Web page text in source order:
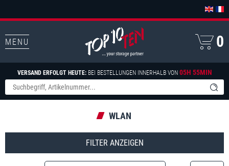
MENU
VERSAND ERFOLGT HEUTE:BEI BESTELLUNGEN INNERHALB VON 05H 55MIN
0
WLAN
FILTER